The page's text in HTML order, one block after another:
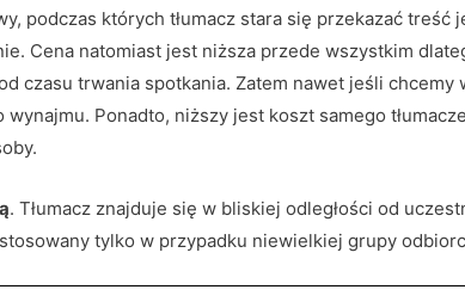
podczas których tłumacz stara się przekazać treść
Cena natomiast jest niższa przede wszystkim
czasu trwania spotkania. Zatem nawet jeśli chcemy
Ponadto, niższy jest koszt samego
. Tłumacz znajduje się w bliskiej odległości od
tylko w przypadku niewielkiej grupy